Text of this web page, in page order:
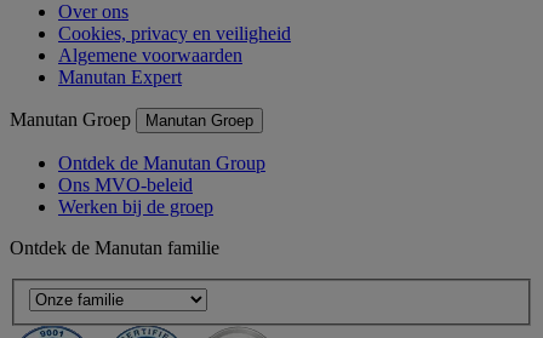
Over ons
Cookies, privacy en veiligheid
Algemene voorwaarden
Manutan Expert
Manutan Groep Manutan Groep
Ontdek de Manutan Group
Ons MVO-beleid
Werken bij de groep
Ontdek de Manutan familie